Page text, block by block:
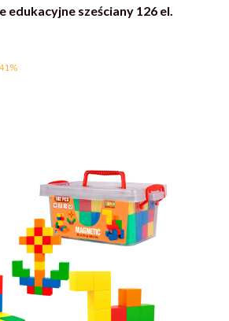
edukacyjne sześciany 126 el.